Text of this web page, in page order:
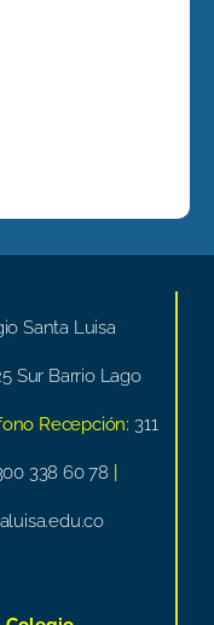
Santa Luisa
Sur Barrio Lago
Recepción: 311
338 60 78